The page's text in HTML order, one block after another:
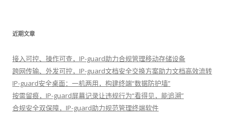
近期文章
接入可控、操作可查，IP-guard助力合规管理移动存储设备
跨网传输、外发可控，IP-guard文档安全交换方案助力文档高效流转
IP-guard安全桌面：一机两用，构建终端“数据防护墙”
按需留痕，IP-guard屏幕记录让违规行为“看得见，能追溯”
合规安全双保障，IP-guard助力规范管理终端软件